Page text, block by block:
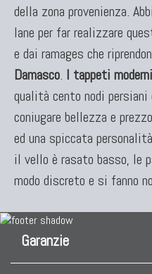
TAPPETI PER
Tappeti Turchi Vecchi
Tappeti Turcomanni
Tappeti Beluci
Tappeti Dal Mondo
della zona provenienza.
lane per far realizzare
e dai ramages che
Damasco. I tappeti
qualità cento nodi
coniugare bellezza e
ed una spiccata
il vello è rasato basso, le
modo discreto e si fanno
Garanzie